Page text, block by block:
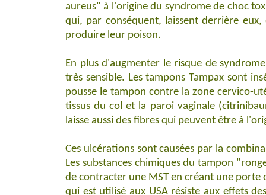
aureus" à l'origine du syndrome de choc
qui, par conséquent, laissent derrière
produire leur poison.
En plus d'augmenter le risque de
très sensible. Les tampons Tampax sont
pousse le tampon contre la zone cervico-
tissus du col et la paroi vaginale
laisse aussi des fibres qui peuvent être à
Ces ulcérations sont causées par la
Les substances chimiques du tampon
de contracter une MST en créant une
qui est utilisé aux USA résiste aux effets